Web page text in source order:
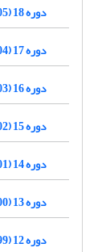
دوره 18 (1405)
دوره 17 (1404)
دوره 16 (1403)
دوره 15 (1402)
دوره 14 (1401)
دوره 13 (1400)
دوره 12 (1399)